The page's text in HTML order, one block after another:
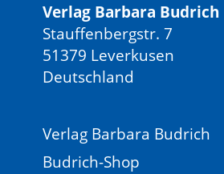
Verlag Barbara Budrich
Stauffenbergstr. 7
51379 Leverkusen
Deutschland
Verlag Barbara Budrich
Budrich-Shop